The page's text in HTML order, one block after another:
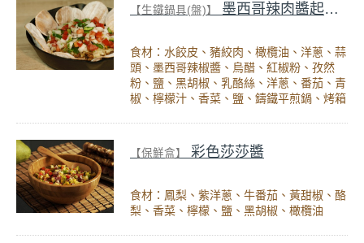
【生鐵鍋具(盤)】 墨西哥辣肉醬起司脆片
食材：水餃皮、豬絞肉、橄欖油、洋蔥、蒜
頭、墨西哥辣椒醬、烏醋、紅椒粉、孜然
粉、鹽、黑胡椒、乳酪絲、洋蔥、番茄、青
椒、檸檬汁、香菜、鹽、鑄鐵平煎鍋、烤箱
【保鮮盒】 彩色莎莎醬
食材：鳳梨、紫洋蔥、牛番茄、黃甜椒、酪
梨、香菜、檸檬、鹽、黑胡椒、橄欖油